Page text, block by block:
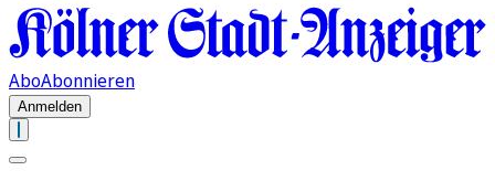
AboAbonnieren
Anmelden